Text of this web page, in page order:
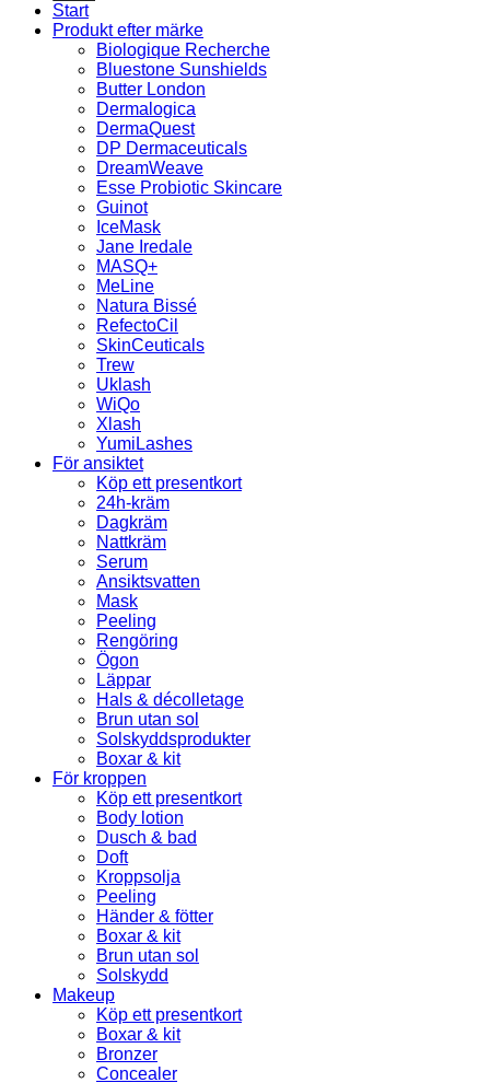
Start
Produkt efter märke
Biologique Recherche
Bluestone Sunshields
Butter London
Dermalogica
DermaQuest
DP Dermaceuticals
DreamWeave
Esse Probiotic Skincare
Guinot
IceMask
Jane Iredale
MASQ+
MeLine
Natura Bissé
RefectoCil
SkinCeuticals
Trew
Uklash
WiQo
Xlash
YumiLashes
För ansiktet
Köp ett presentkort
24h-kräm
Dagkräm
Nattkräm
Serum
Ansiktsvatten
Mask
Peeling
Rengöring
Ögon
Läppar
Hals & décolletage
Brun utan sol
Solskyddsprodukter
Boxar & kit
För kroppen
Köp ett presentkort
Body lotion
Dusch & bad
Doft
Kroppsolja
Peeling
Händer & fötter
Boxar & kit
Brun utan sol
Solskydd
Makeup
Köp ett presentkort
Boxar & kit
Bronzer
Concealer